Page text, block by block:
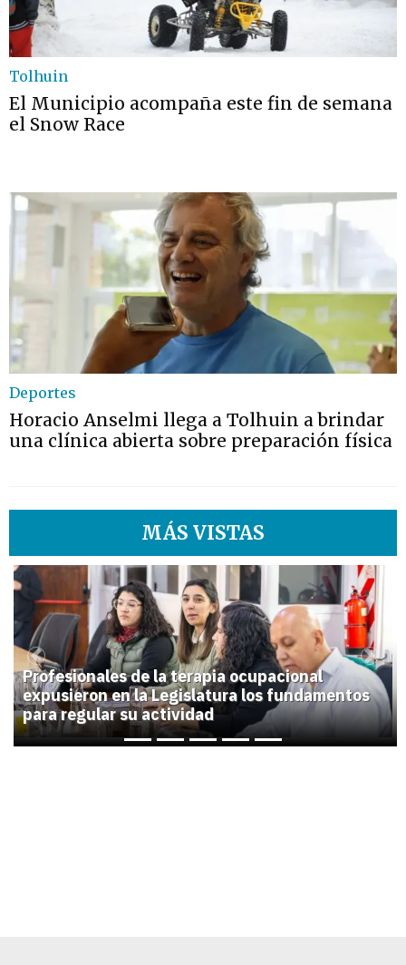
Tolhuin
El Municipio acompaña este fin de semana
el Snow Race
Deportes
Horacio Anselmi llega a Tolhuin a brindar
una clínica abierta sobre preparación física
MÁS VISTAS
1
Profesionales de la terapia ocupacional
expusieron en la Legislatura los fundamentos
para regular su actividad
Previous Next